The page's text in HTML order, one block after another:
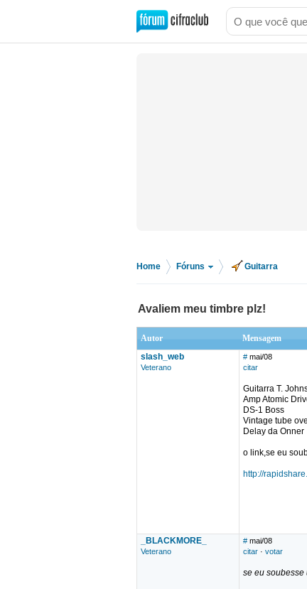
Home Fóruns Guitarra
Avaliem meu timbre plz!
Autor
Mensagem
slash_web
Veterano
# mai/08
citar
Guitarra T.
Amp Atomic
DS-1 Boss
Vintage tube
Delay da Onner
o link,se eu
http://
_BLACKMORE_
Veterano
# mai/08
citar · votar
se eu soubesse